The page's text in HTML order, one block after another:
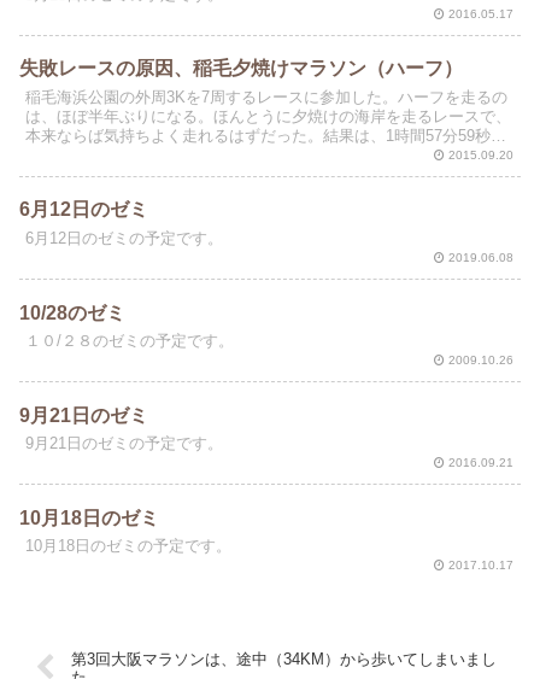
2016.05.17
失敗レースの原因、稲毛夕焼けマラソン（ハーフ）
稲毛海浜公園の外周3Kを7周するレースに参加した。ハーフを走るの
は、ほぼ半年ぶりになる。ほんとうに夕焼けの海岸を走るレースで、
本来ならば気持ちよく走れるはずだった。結果は、1時間57分59秒。
2015.09.20
6月12日のゼミ
6月12日のゼミの予定です。
2019.06.08
10/28のゼミ
１０/２８のゼミの予定です。
2009.10.26
9月21日のゼミ
9月21日のゼミの予定です。
2016.09.21
10月18日のゼミ
10月18日のゼミの予定です。
2017.10.17
第3回大阪マラソンは、途中（34KM）から歩いてしまいまし